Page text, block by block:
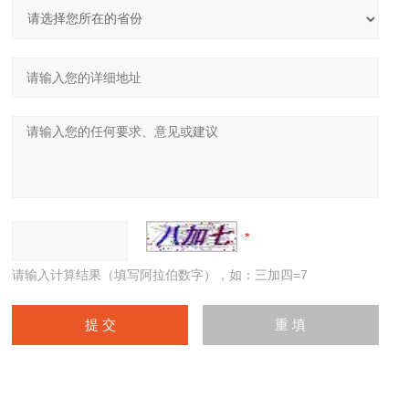
请输入计算结果（填写阿拉伯数字），如：三加四=7